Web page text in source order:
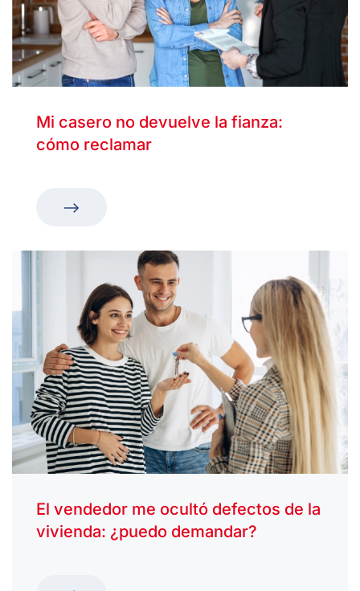
Mi casero no devuelve la fianza:
cómo reclamar
El vendedor me ocultó defectos de la
vivienda: ¿puedo demandar?